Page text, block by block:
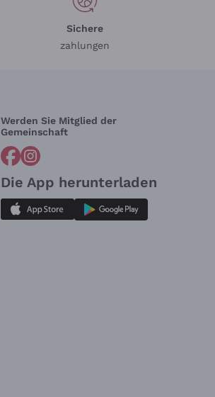
Sichere
zahlungen
Werden Sie Mitglied der
Gemeinschaft
Die App herunterladen